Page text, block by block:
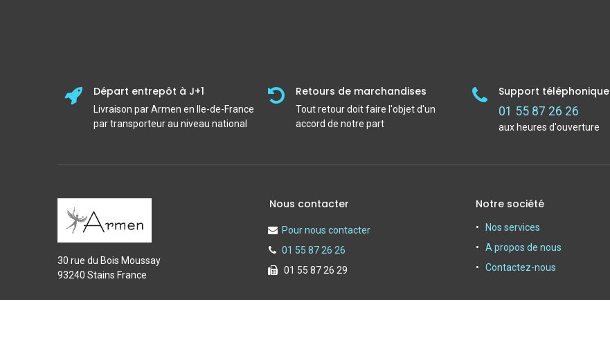
Départ entrepôt à J+1
Livraison par Armen en Ile-de-France
par transporteur au niveau national
Retours de marchandises
Tout retour doit faire l'objet d'un
accord de notre part
Support téléphonique
01 55 87 26 26
aux heures d'ouverture
30 rue du Bois Moussay
93240 Stains France
Nous contacter
Pour nous contacter
01 55 87 26 26
01 55 87 26 29
Notre société
Nos services
A propos de nous
Contactez-nous